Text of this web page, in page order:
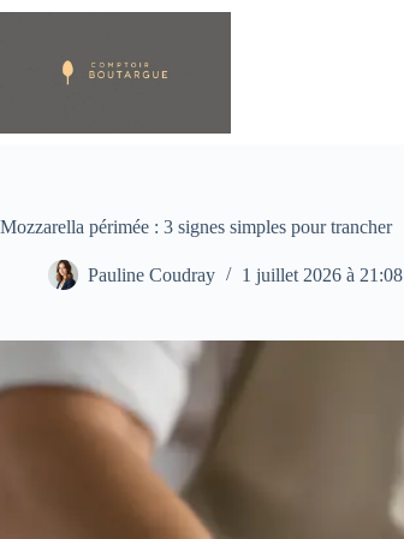
Passer
Mozzarella périmée : 3 signes simples pour trancher
Pauline Coudray 1 juillet 2026 à 21:08